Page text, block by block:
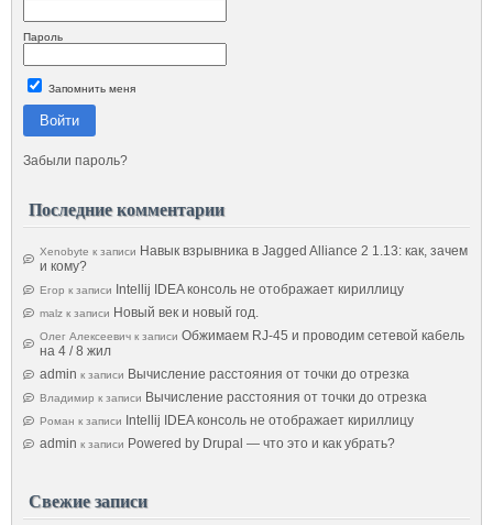
Пароль
Запомнить меня
Войти
Забыли пароль?
Последние комментарии
Xenobyte к записи Навык взрывника в Jagged Alliance 2 1.13: как, зачем
и кому?
Егор к записи Intellij IDEA консоль не отображает кириллицу
malz к записи Новый век и новый год.
Олег Алексеевич к записи Обжимаем RJ-45 и проводим сетевой кабель
на 4 / 8 жил
admin к записи Вычисление расстояния от точки до отрезка
Владимир к записи Вычисление расстояния от точки до отрезка
Роман к записи
Intellij IDEA консоль не отображает кириллицу
admin к записи Powered by Drupal — что это и как убрать?
Свежие записи